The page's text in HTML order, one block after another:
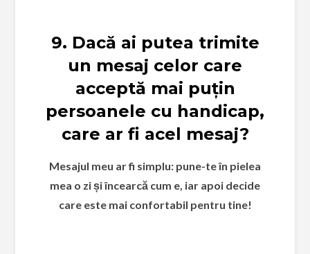
9. Dacă ai putea trimite
un mesaj celor care
acceptă mai puțin
persoanele cu handicap,
care ar fi acel mesaj?
Mesajul meu ar fi simplu: pune-te în pielea
mea o zi și încearcă cum e, iar apoi decide
care este mai confortabil pentru tine!